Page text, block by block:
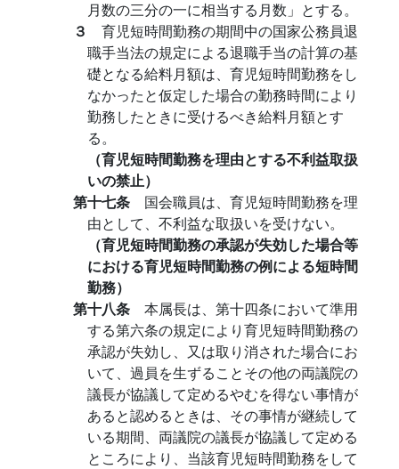
月数の三分の一に相当する月数」とする。
３ 育児短時間勤務の期間中の国家公務員退
職手当法の規定による退職手当の計算の基
礎となる給料月額は、育児短時間勤務をし
なかったと仮定した場合の勤務時間により
勤務したときに受けるべき給料月額とす
る。
（育児短時間勤務を理由とする不利益取扱
いの禁止）
第十七条 国会職員は、育児短時間勤務を理
由として、不利益な取扱いを受けない。
（育児短時間勤務の承認が失効した場合等
における育児短時間勤務の例による短時間
勤務）
第十八条 本属長は、第十四条において準用
する第六条の規定により育児短時間勤務の
承認が失効し、又は取り消された場合にお
いて、過員を生ずることその他の両議院の
議長が協議して定めるやむを得ない事情が
あると認めるときは、その事情が継続して
いる期間、両議院の議長が協議して定める
ところにより、当該育児短時間勤務をして